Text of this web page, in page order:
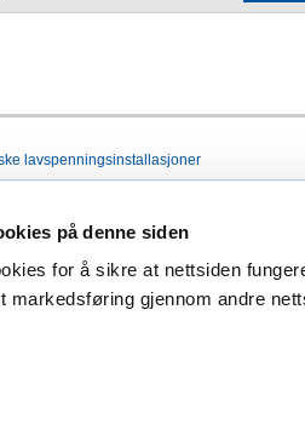
på denne siden
for å sikre at nettsiden
markedsføring gjennom andre
lavspenningsinstallasjoner
av elanlegg og ekomnett
for elektrikeren - NETTUTGAVE